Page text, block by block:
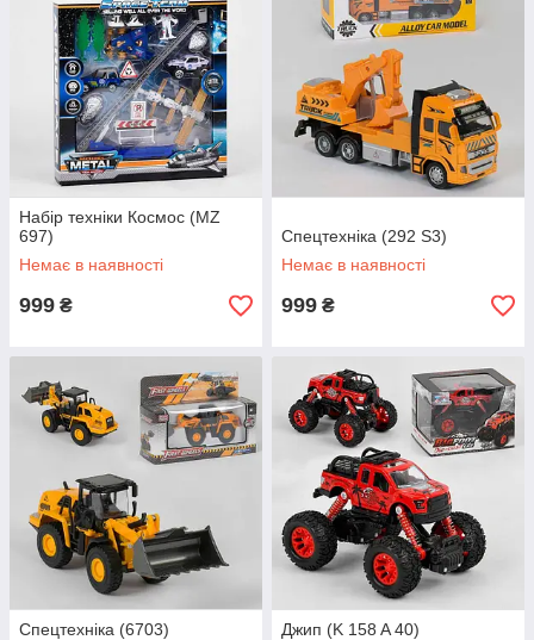
Набір техніки Космос (MZ
697)
Немає в наявності
999 ₴
Спецтехніка (292 S3)
Немає в наявності
999 ₴
Спецтехніка (6703)
Джип (K 158 A 40)